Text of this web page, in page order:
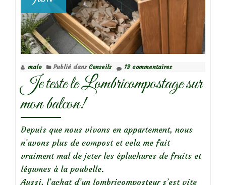
malo Publié dans Conseils 13 commentaires
Je teste le Lombricompostage sur
mon balcon!
Depuis que nous vivons en appartement, nous
n’avons plus de compost et cela me fait
vraiment mal de jeter les épluchures de fruits et
légumes à la poubelle.
Aussi, l’achat d’un lombricomposteur s’est vite